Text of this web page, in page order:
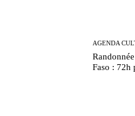
AGENDA
Faso : 72h